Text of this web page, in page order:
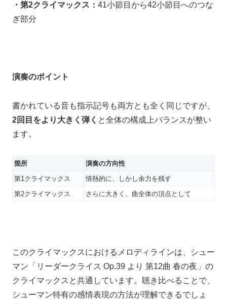
・第2クライマックス： 41小節目から42小節目へのつな
ぎ部分
演奏のポイント
書かれている音も指示記号も両方とも全く同じですが、
2回目をより大きく弾く と全体の構成上バランスが整い
ます。
箇所
演奏の方向性
第1クライマックス
情熱的に、しかし余力を残す
第2クライマックス
さらに大きく、曲全体の頂点として
このクライマックスにおけるメロディラインは、シュー
マン「リーダークライス Op.39 より 第12曲 春の夜」の
クライマックスと共通しています。聴き比べることで、
シューマン特有の感情表現の方法が理解できるでしょ